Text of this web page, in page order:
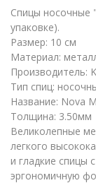
Спицы носочные
упаковке).
Размер: 10 см
Материал:
Производитель:
Тип спиц:
Название: Nova
Толщина: 3.50мм
Великолепные
легкого
и гладкие спицы
эргономичную